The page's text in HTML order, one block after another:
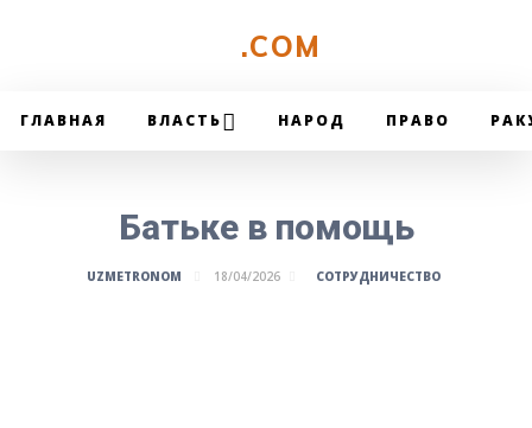
.COM
ГЛАВНАЯ ВЛАСТЬ НАРОД ПРАВО
Батьке в помощь
UZMETRONOM 18/04/2026 СОТРУДНИЧЕСТВО